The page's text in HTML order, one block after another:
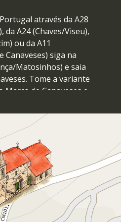
através da A28
da A24 (Chaves/Viseu),
ou da A11
Canaveses) siga na
Matosinhos) e saia
Tome a variante
Marco de Canaveses e
Cruze o Douro na
e siga depois pela
Tarouquela, seguindo a
Românico.
pela A4 (Vila Real). Saia
e siga depois
pela Capela de
na barragem de